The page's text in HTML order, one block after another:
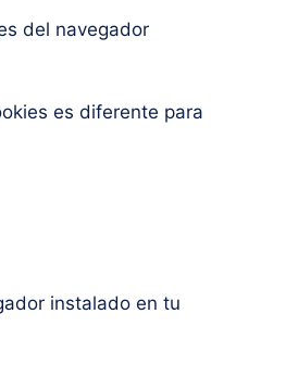
del navegador
es diferente para
instalado en tu